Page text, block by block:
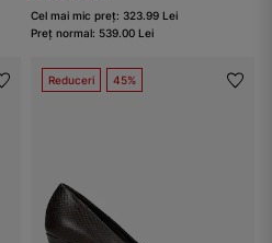
Cel mai mic preț: 323.99 Lei
Preț normal: 539.00 Lei
Reduceri 45%